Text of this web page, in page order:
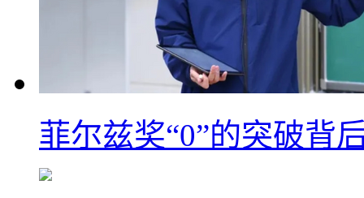
菲尔兹奖“0”的突破背